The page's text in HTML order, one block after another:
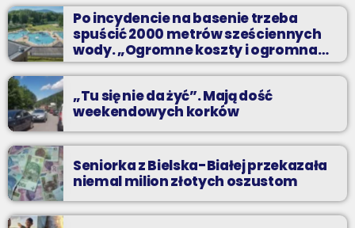
przebojów, nowości i premiery oraz Wasze pozdrowienia z
wakacji!
Po incydencie na basenie trzeba
spuścić 2000 metrów sześciennych
wody. „Ogromne koszty i ogromna
praca”
„Tu się nie da żyć”. Mają dość
weekendowych korków
Seniorka z Bielska-Białej przekazała
niemal milion złotych oszustom